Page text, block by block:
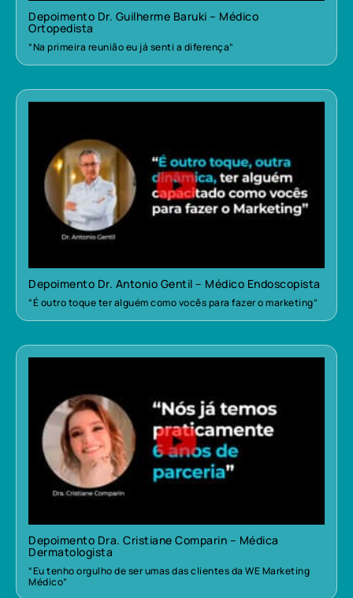
Depoimento Dr. Guilherme Baruki – Médico
Ortopedista
“Na primeira reunião eu já senti a diferença”
Depoimento Dr. Antonio Gentil – Médico Endoscopista
“É outro toque ter alguém como vocês para fazer o marketing”
Depoimento Dra. Cristiane Comparin – Médica
Dermatologista
“Eu tenho orgulho de ser umas das clientes da WE Marketing
Médico”